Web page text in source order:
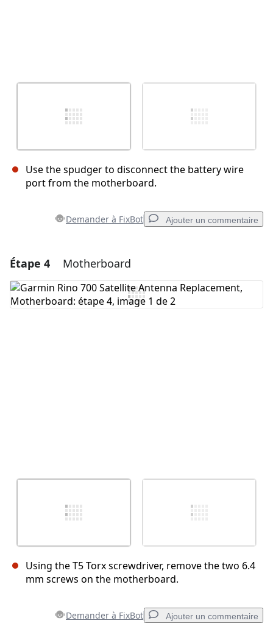
Use the spudger to disconnect the battery wire
port from the motherboard.
Demander à FixBot Ajouter un commentaire
Ajouter un commentaire
Ajouter un commentaire
Étape 4 Motherboard
Using the T5 Torx screwdriver, remove the two 6.4
mm screws on the motherboard.
Demander à FixBot Ajouter un commentaire